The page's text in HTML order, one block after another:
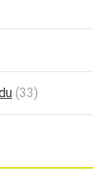
(33)